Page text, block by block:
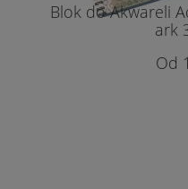
Blok do Akwareli
ark